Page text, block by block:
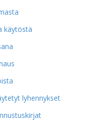
käytöstä
lyhennykset